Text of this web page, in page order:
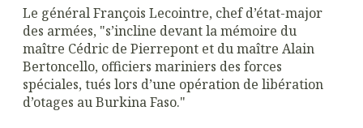
Le général François Lecointre, chef d’état-major
des armées, "s’incline devant la mémoire du
maître Cédric de Pierrepont et du maître Alain
Bertoncello, officiers mariniers des forces
spéciales, tués lors d’une opération de libération
d’otages au Burkina Faso."